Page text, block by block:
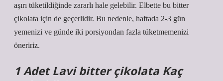
aşırı tüketildiğinde zararlı hale gelebilir. Elbette bu bitter
çikolata için de geçerlidir. Bu nedenle, haftada 2-3 gün
yemenizi ve günde iki porsiyondan fazla tüketmemenizi
öneririz.
1 Adet Lavi bitter çikolata Kaç